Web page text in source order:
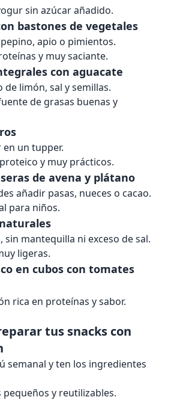
sin azúcar añadido.
bastones de vegetales
apio o pimientos.
y muy saciante.
con aguacate
de limón, sal y semillas.
de grasas buenas y
en un tupper.
y muy prácticos.
de avena y plátano
añadir pasas, nueces o cacao.
para niños.
sin mantequilla ni exceso de sal.
ligeras.
en cubos con tomates
rica en proteínas y sabor.
tus snacks con
semanal y ten los ingredientes
pequeños y reutilizables.